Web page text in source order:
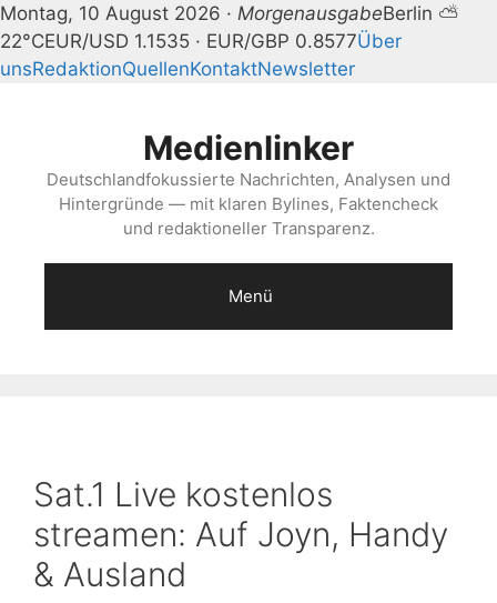
Montag, 10 August 2026 · MorgenausgabeBerlin ⛅
22°CEUR/USD 1.1535 · EUR/GBP 0.8577Über
unsRedaktionQuellenKontaktNewsletter
Medienlinker
Deutschlandfokussierte Nachrichten, Analysen und
Hintergründe — mit klaren Bylines, Faktencheck
und redaktioneller Transparenz.
Menü
Sat.1 Live kostenlos
streamen: Auf Joyn, Handy
& Ausland